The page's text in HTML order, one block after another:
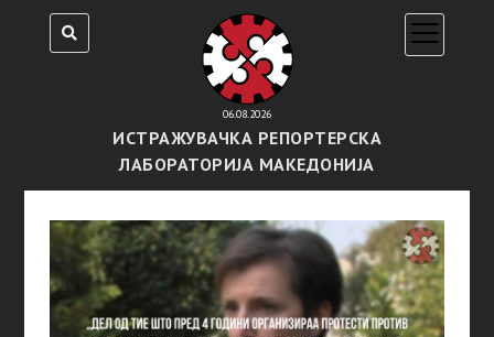
06.08.2026
ИСТРАЖУВАЧКА РЕПОРТЕРСКА
ЛАБОРАТОРИЈА МАКЕДОНИЈА
open
menu